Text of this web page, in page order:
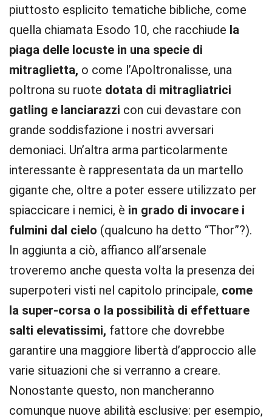
piuttosto esplicito tematiche bibliche, come
quella chiamata Esodo 10, che racchiude la
piaga delle locuste in una specie di
mitraglietta, o come l’Apoltronalisse, una
poltrona su ruote dotata di mitragliatrici
gatling e lanciarazzi con cui devastare con
grande soddisfazione i nostri avversari
demoniaci. Un’altra arma particolarmente
interessante è rappresentata da un martello
gigante che, oltre a poter essere utilizzato per
spiaccicare i nemici, è in grado di invocare i
fulmini dal cielo (qualcuno ha detto “Thor”?).
In aggiunta a ciò, affianco all’arsenale
troveremo anche questa volta la presenza dei
superpoteri visti nel capitolo principale, come
la super-corsa o la possibilità di effettuare
salti elevatissimi, fattore che dovrebbe
garantire una maggiore libertà d’approccio alle
varie situazioni che si verranno a creare.
Nonostante questo, non mancheranno
comunque nuove abilità esclusive: per esempio,